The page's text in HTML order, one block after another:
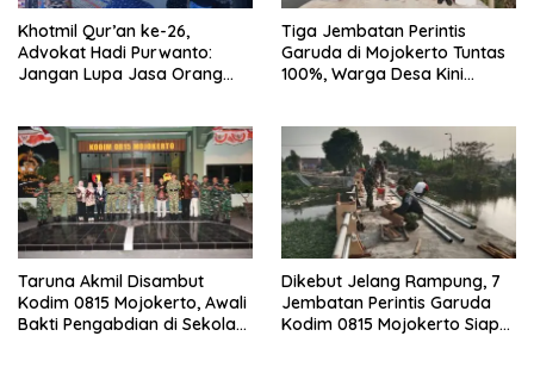
Khotmil Qur’an ke-26,
Advokat Hadi Purwanto:
Jangan Lupa Jasa Orang
Tiga Jembatan Perintis
Garuda di Mojokerto Tuntas
100%, Warga Desa Kini
Taruna Akmil Disambut
Kodim 0815 Mojokerto, Awali
Bakti Pengabdian di Sekolah
Dikebut Jelang Rampung, 7
Jembatan Perintis Garuda
Kodim 0815 Mojokerto Siap